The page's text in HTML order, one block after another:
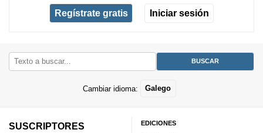
Regístrate gratis Iniciar sesión
Cambiar idioma: Galego
SUSCRIPTORES
EDICIONES